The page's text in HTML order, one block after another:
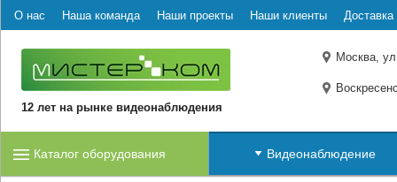
О нас Наша команда Наши проекты Наши клиенты Доставка
12 лет на рынке видеонаблюдения
Москва,
Каталог оборудования Видеонаблюдение